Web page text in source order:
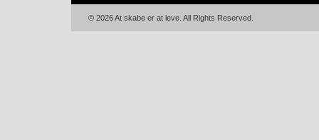
© 2026 At skabe er at leve. All Rights Reserved.